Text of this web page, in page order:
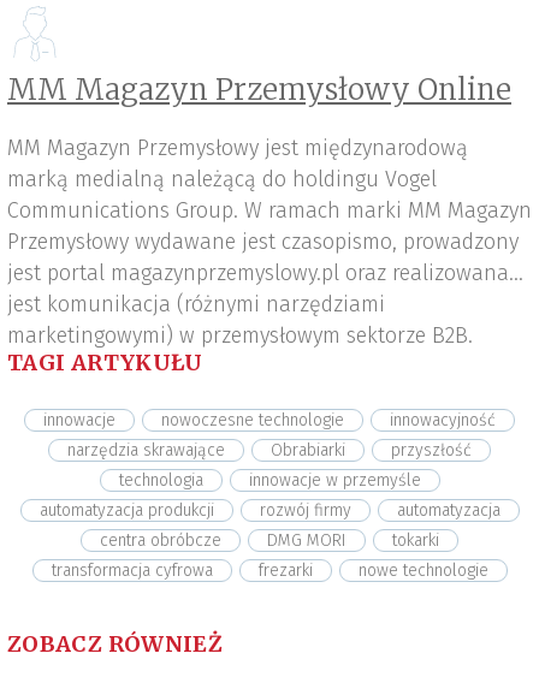
MM Magazyn Przemysłowy Online
MM Magazyn Przemysłowy jest międzynarodową
marką medialną należącą do holdingu Vogel
Communications Group. W ramach marki MM Magazyn
Przemysłowy wydawane jest czasopismo, prowadzony
jest portal magazynprzemyslowy.pl oraz realizowana
jest komunikacja (różnymi narzędziami
marketingowymi) w przemysłowym sektorze B2B.
TAGI ARTYKUŁU
innowacje nowoczesne technologie
innowacyjność
narzędzia skrawające
Obrabiarki
przyszłość
technologia
innowacje w przemyśle
automatyzacja produkcji
rozwój firmy
automatyzacja
centra obróbcze
DMG MORI
tokarki
transformacja cyfrowa
frezarki nowe technologie
ZOBACZ RÓWNIEŻ